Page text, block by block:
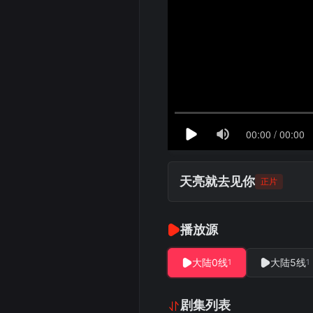
天亮就去见你 正片
播放源
大陆0线1 大陆5线1
剧集列表